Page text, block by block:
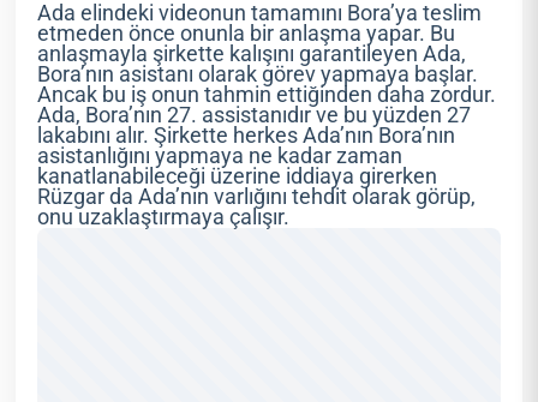
Ada elindeki videonun tamamını Bora’ya teslim
etmeden önce onunla bir anlaşma yapar. Bu
anlaşmayla şirkette kalışını garantileyen Ada,
Bora’nın asistanı olarak görev yapmaya başlar.
Ancak bu iş onun tahmin ettiğinden daha zordur.
Ada, Bora’nın 27. assistanıdır ve bu yüzden 27
lakabını alır. Şirkette herkes Ada’nın Bora’nın
asistanlığını yapmaya ne kadar zaman
kanatlanabileceği üzerine iddiaya girerken
Rüzgar da Ada’nın varlığını tehdit olarak görüp,
onu uzaklaştırmaya çalışır.